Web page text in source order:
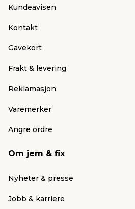
Kundeavisen
Kontakt
Gavekort
Frakt & levering
Reklamasjon
Varemerker
Angre ordre
Om jem & fix
Nyheter & presse
Jobb & karriere